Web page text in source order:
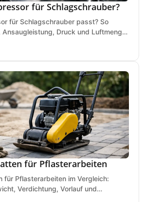
für Schlagschrauber?
für Schlagschrauber passt? So
Ansaugleistung, Druck und Luftmenge
für Pflasterarbeiten
für Pflasterarbeiten im Vergleich:
Verdichtung, Vorlauf und